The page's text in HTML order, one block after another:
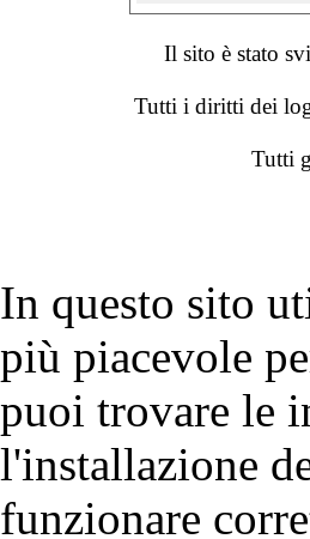
Il sito è stato
Tutti i diritti dei
Tutti
In questo sito
più piacevole
puoi trovare le
l'installazione
funzionare